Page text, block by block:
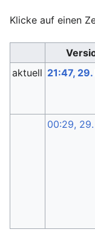
Klicke auf einen
aktuell 21:47,
00:29,